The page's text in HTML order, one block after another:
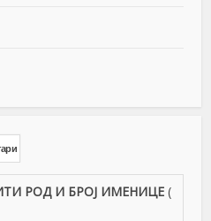
РОД И БРОЈ ИМЕНИЦЕ (